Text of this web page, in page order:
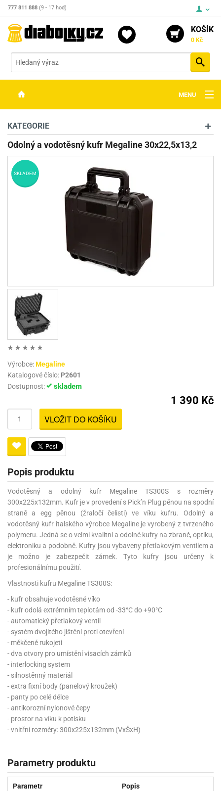
777 811 888 (9 - 17 hod)
KOŠÍK
0 Kč
MENU
OPTIKA
STŘELIVO
PŘÍSLUŠENSTVÍ
DETEKTORY KOVŮ
KATEGORIE
Odolný a vodotěsný kufr Megaline 30x22,5x13,2
SKLADEM
Výrobce:Megaline
Katalogové číslo: P2601
Dostupnost:
skladem
1 390 Kč
VLOŽIT DO KOŠÍKU
Popis produktu
Vodotěsný a odolný kufr Megaline TS300S s rozměry
300x225x132mm. Kufr je v provedení s Pick’n Plug pěnou na spodní
straně a egg pěnou (žraločí čelisti) ve víku kufru. Odolný a
vodotěsný kufr italského výrobce Megaline je vyrobený z tvrzeného
polymeru. Jedná se o velmi kvalitní a odolné kufry na zbraně, optiku,
elektroniku a podobně. Kufry jsou vybaveny přetlakovým ventilem a
je možno je zabezpečit zámek. Tyto kufry jsou určeny k
profesionálnímu použití.
Vlastnosti kufru Megaline TS300S:
- kufr obsahuje vodotěsné víko
- kufr odolá extrémním teplotám od -33°C do +90°C
- automatický přetlakový ventil
- systém dvojitého jištění proti otevření
- měkčené rukojeti
- dva otvory pro umístění visacích zámků
- interlocking system
- silnostěnný materiál
- extra fixní body (panelový kroužek)
- panty po celé délce
- antikorozní nylonové čepy
- prostor na víku k potisku
- vnitřní rozměry: 300x225x132mm (VxŠxH)
Parametry produktu
Parametr Popis